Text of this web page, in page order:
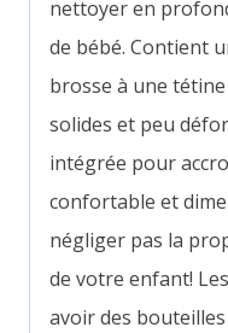
nettoyer en
de bébé. Contient
brosse à une
solides et peu
intégrée pour
confortable et
négliger pas la
de votre enfant!
avoir des